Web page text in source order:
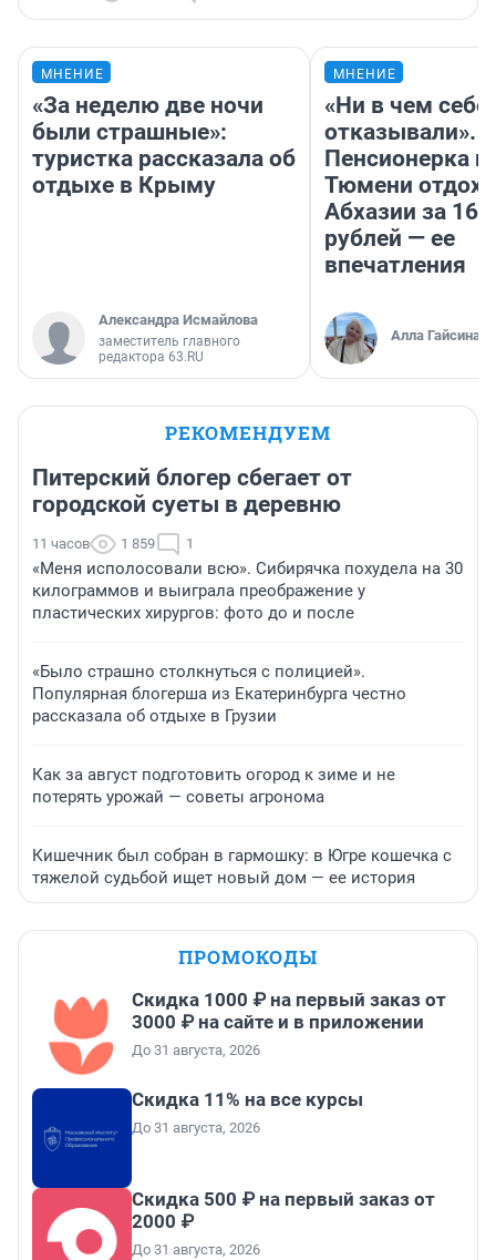
МНЕНИЕ
«За неделю две ночи
были страшные»:
туристка рассказала об
отдыхе в Крыму
Александра Исмайлова
заместитель главного
редактора 63.RU
МНЕНИЕ
«Ни в чем себе
отказывали».
Пенсионерка
Тюмени
Абхазии за
рублей — ее
впечатления
Алла Гайсина
РЕКОМЕНДУЕМ
Питерский блогер сбегает от
городской суеты в деревню
11 часов 1 859 1
«Меня исполосовали всю». Сибирячка похудела на 30
килограммов и выиграла преображение у
пластических хирургов: фото до и после
«Было страшно столкнуться с полицией».
Популярная блогерша из Екатеринбурга честно
рассказала об отдыхе в Грузии
Как за август подготовить огород к зиме и не
потерять урожай — советы агронома
Кишечник был собран в гармошку: в Югре кошечка с
тяжелой судьбой ищет новый дом — ее история
ПРОМОКОДЫ
Скидка 1000 ₽ на первый заказ от
3000 ₽ на сайте и в приложении
До 31 августа, 2026
Скидка 11% на все курсы
До 31 августа, 2026
Скидка 500 ₽ на первый заказ от
2000 ₽
До 31 августа, 2026